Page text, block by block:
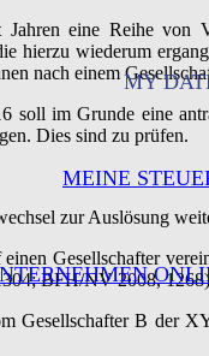
MY
MEINE
eine Reihe
hierzu wiederum
nach einem
im Grunde eine
Dies sind zu prüfen.
zur Auslösung
Gesellschafter
BFH/NV 2008,
Gesellschafter B der